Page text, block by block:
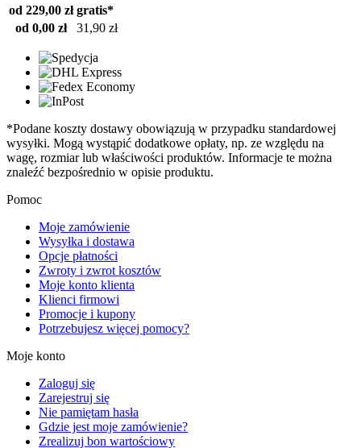
od 229,00 zł gratis*
od 0,00 zł
31,90 zł
*Podane koszty dostawy obowiązują w przypadku standardowej
wysyłki. Mogą wystąpić dodatkowe opłaty, np. ze względu na
wagę, rozmiar lub właściwości produktów. Informacje te można
znaleźć bezpośrednio w opisie produktu.
Pomoc
Moje zamówienie
Wysyłka i dostawa
Opcje płatności
Zwroty i zwrot kosztów
Moje konto klienta
Klienci firmowi
Promocje i kupony
Potrzebujesz więcej pomocy?
Moje konto
Zaloguj się
Zarejestruj się
Nie pamiętam hasła
Gdzie jest moje zamówienie?
Zrealizuj bon wartościowy